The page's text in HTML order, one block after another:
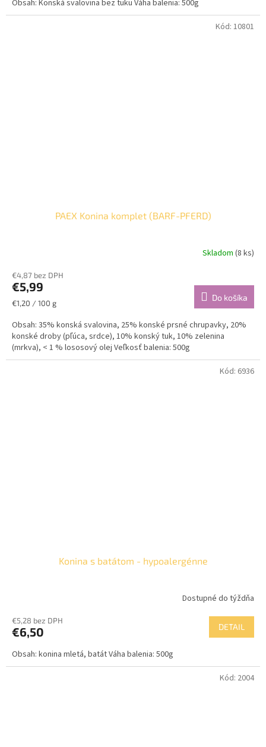
Obsah: Konská svalovina bez tuku Váha balenia: 500g
PAEX Konina komplet (BARF-PFERD)
Skladom (8 ks)
€4,87 bez DPH
€5,99
Jednotková
€1,20 / 100 g
Do košíka
Obsah: 35% konská svalovina, 25% konské prsné chrupavky, 20%
konské droby (pľúca, srdce), 10% konský tuk, 10% zelenina
(mrkva), < 1 % lososový olej Veľkosť balenia: 500g
Kód: 10801
Konina s batátom - hypoalergénne
Dostupné do týždňa
€5,28 bez DPH
€6,50 DETAIL
Obsah: konina mletá, batát Váha balenia: 500g
Kód: 6936
Kód: 2004